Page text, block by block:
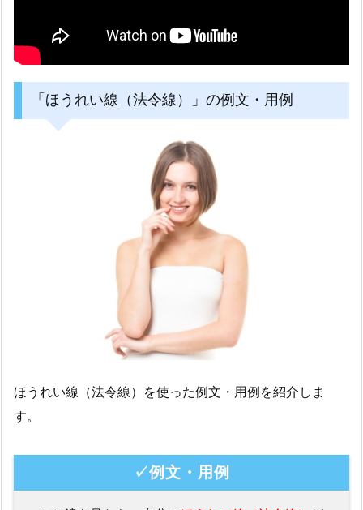
「ほうれい線（法令線）」の例文・用例
ほうれい線（法令線）を使った例文・用例を紹介しま
す。
✓例文・用例